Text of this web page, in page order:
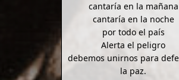
cantaría en la mañana
cantaría en la noche
por todo el país
Alerta el peligro
debemos unirnos para
la paz.